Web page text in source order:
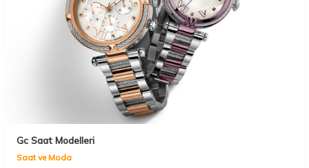
Gc Saat Modelleri
Saat ve Moda